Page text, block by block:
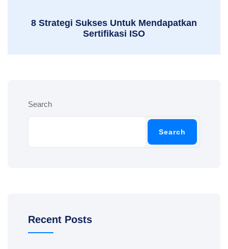
8 Strategi Sukses Untuk Mendapatkan
Sertifikasi ISO
Search
Search
Recent Posts